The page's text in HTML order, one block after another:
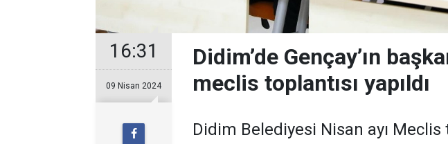
16:31
09 Nisan 2024
Didim’de Gençay’ın
meclis toplantısı yapıldı
Didim Belediyesi Nisan ayı Meclis